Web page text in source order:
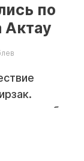
по
Актау
службе